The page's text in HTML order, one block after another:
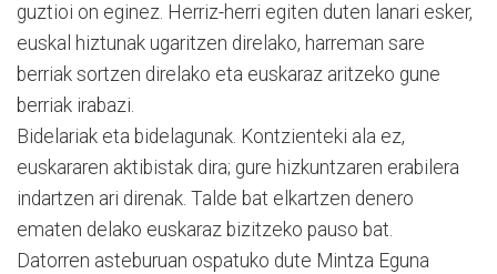
guztioi on eginez. Herriz-herri egiten duten lanari esker,
euskal hiztunak ugaritzen direlako, harreman sare
berriak sortzen direlako eta euskaraz aritzeko gune
berriak irabazi.
Bidelariak eta bidelagunak. Kontzienteki ala ez,
euskararen aktibistak dira; gure hizkuntzaren erabilera
in­dar­­tzen ari direnak. Talde bat elkartzen denero
ematen delako euskaraz bizitzeko pauso bat.
Datorren asteburuan ospatuko dute Mintza Eguna